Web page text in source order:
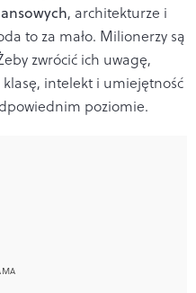
, architekturze i
to za mało. Milionerzy są
zwrócić ich uwagę,
intelekt i umiejętność
poziomie.